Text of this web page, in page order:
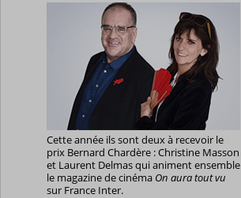
Cette année ils sont deux à recevoir le
prix Bernard Chardère : Christine Masson
et Laurent Delmas qui animent ensemble
le magazine de cinéma On aura tout vu
sur France Inter.